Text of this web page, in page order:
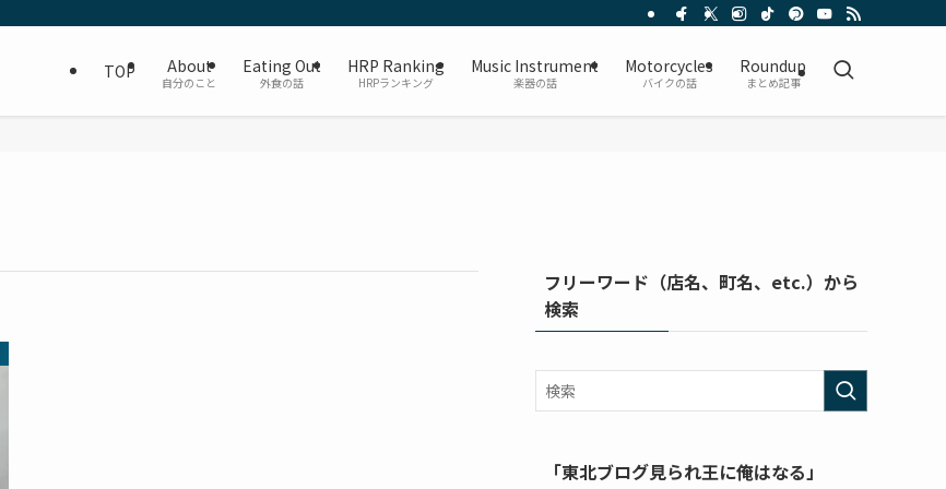
TOP About
自分のこと
Eating Out
外食の話
HRP Ranking
HRPランキング
Music Instrument
楽器の話
Motorcycles
バイクの話
Roundup
まとめ記事
フリーワード（店名、町名、etc.）から
検索
「東北ブログ見られ王に俺はなる」